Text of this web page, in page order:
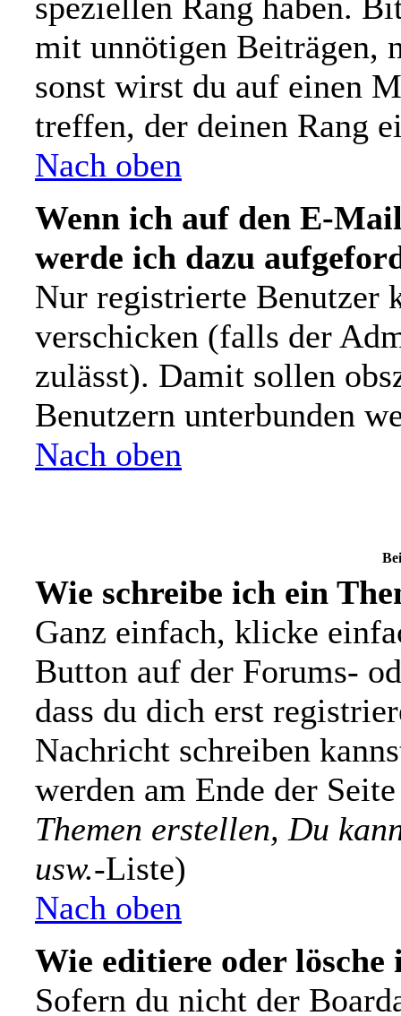
mit unnötigen Beiträgen,
sonst wirst du auf einen
treffen, der deinen Rang
Nach oben
Wenn ich auf den E-
werde ich dazu
Nur registrierte Benutzer
verschicken (falls der
zulässt). Damit sollen
Benutzern unterbunden
Nach oben
Wie schreibe ich ein
Ganz einfach, klicke
Button auf der Forums-
dass du dich erst
Nachricht schreiben
werden am Ende der
Themen erstellen, Du
usw.-Liste)
Nach oben
Wie editiere oder lösche
Sofern du nicht der